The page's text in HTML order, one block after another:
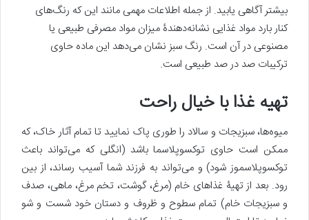
بیشتر آگاهی یابید. از جمله اطلاعات مهمی مانند این که رنگ‌های
کنار بارد مواد غذایی نشانه‌دهندۀ میزان مواد مصرفی طبیعی یا
مصنوعی در آن است. رنگ سبز نشان می‌دهد این ماده حاوی
ترکیبات صد در صد طبیعی است.
تهیه غذا با خیال راحت
میوه‌ها، سبزیجات و سالاد را طوری پاک نمایید تا تمام آثار خاک، که
ممکن است حاوی توکسوپلاسما باشد (انگلی که می‌تواند باعث
توکسوپلاسموز شود) و می‌تواند به فرزند شما آسیب رساند، از بین
رود. بعد از تهیۀ غذاهای خام (مرغ، گوشت، تخم مرغ، ماهی، صدف
و سبزیجات خام) تمام سطوح و ظروف و دستان خود شست و شو